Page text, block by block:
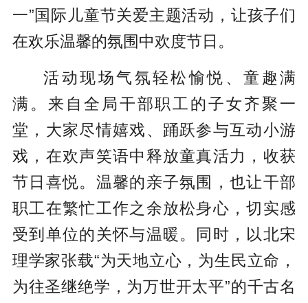
一”国际儿童节关爱主题活动，让孩子们
在欢乐温馨的氛围中欢度节日。
活动现场气氛轻松愉悦、童趣满
满。来自全局干部职工的子女齐聚一
堂，大家尽情嬉戏、踊跃参与互动小游
戏，在欢声笑语中释放童真活力，收获
节日喜悦。温馨的亲子氛围，也让干部
职工在繁忙工作之余放松身心，切实感
受到单位的关怀与温暖。同时，以北宋
理学家张载“为天地立心，为生民立命，
为往圣继绝学，为万世开太平”的千古名